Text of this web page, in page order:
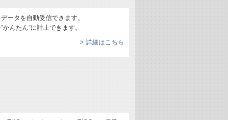
ータを自動受信できます。
んたん”に計上できます。
> 詳細はこちら